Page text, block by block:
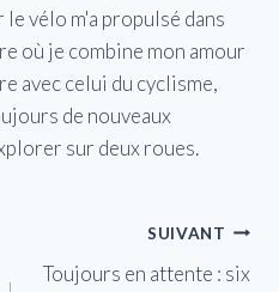
le vélo m'a propulsé dans
où je combine mon amour
avec celui du cyclisme,
de nouveaux
sur deux roues.
SUIVANT
Toujours en attente : six